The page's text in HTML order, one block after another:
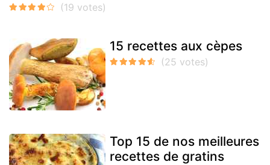
15 recettes aux cèpes
Top 15 de nos meilleures
recettes de gratins